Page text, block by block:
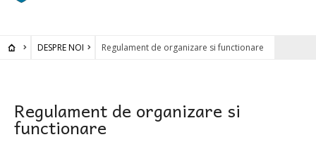
DESPRE NOI Regulament de organizare si functionare
Regulament de organizare si
functionare